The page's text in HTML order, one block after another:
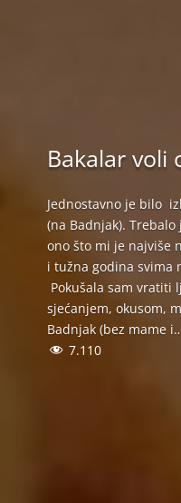
Bakalar voli
Jednostavno je bilo
(na Badnjak).
ono što mi je najviše
i tužna godina svima
Pokušala sam vratiti
sjećanjem, okusom,
Badnjak (bez mame
7.110